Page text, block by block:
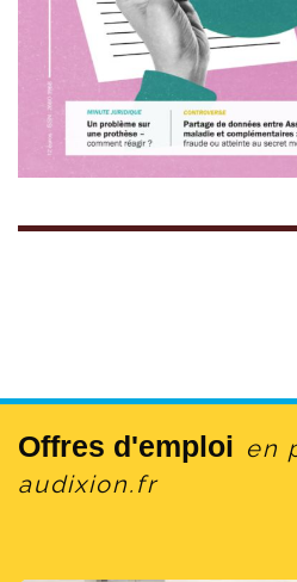
Offres d'emploi en
audixion.fr